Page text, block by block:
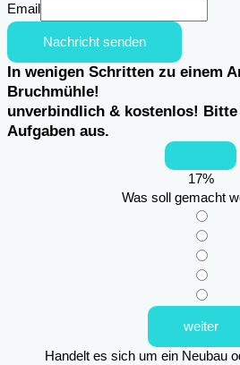
Email
Nachricht senden
In wenigen Schritten zu einem
Bruchmühle!
unverbindlich & kostenlos!
Aufgaben aus.
17%
Was soll gemacht
weiter
Handelt es sich um ein Neubau